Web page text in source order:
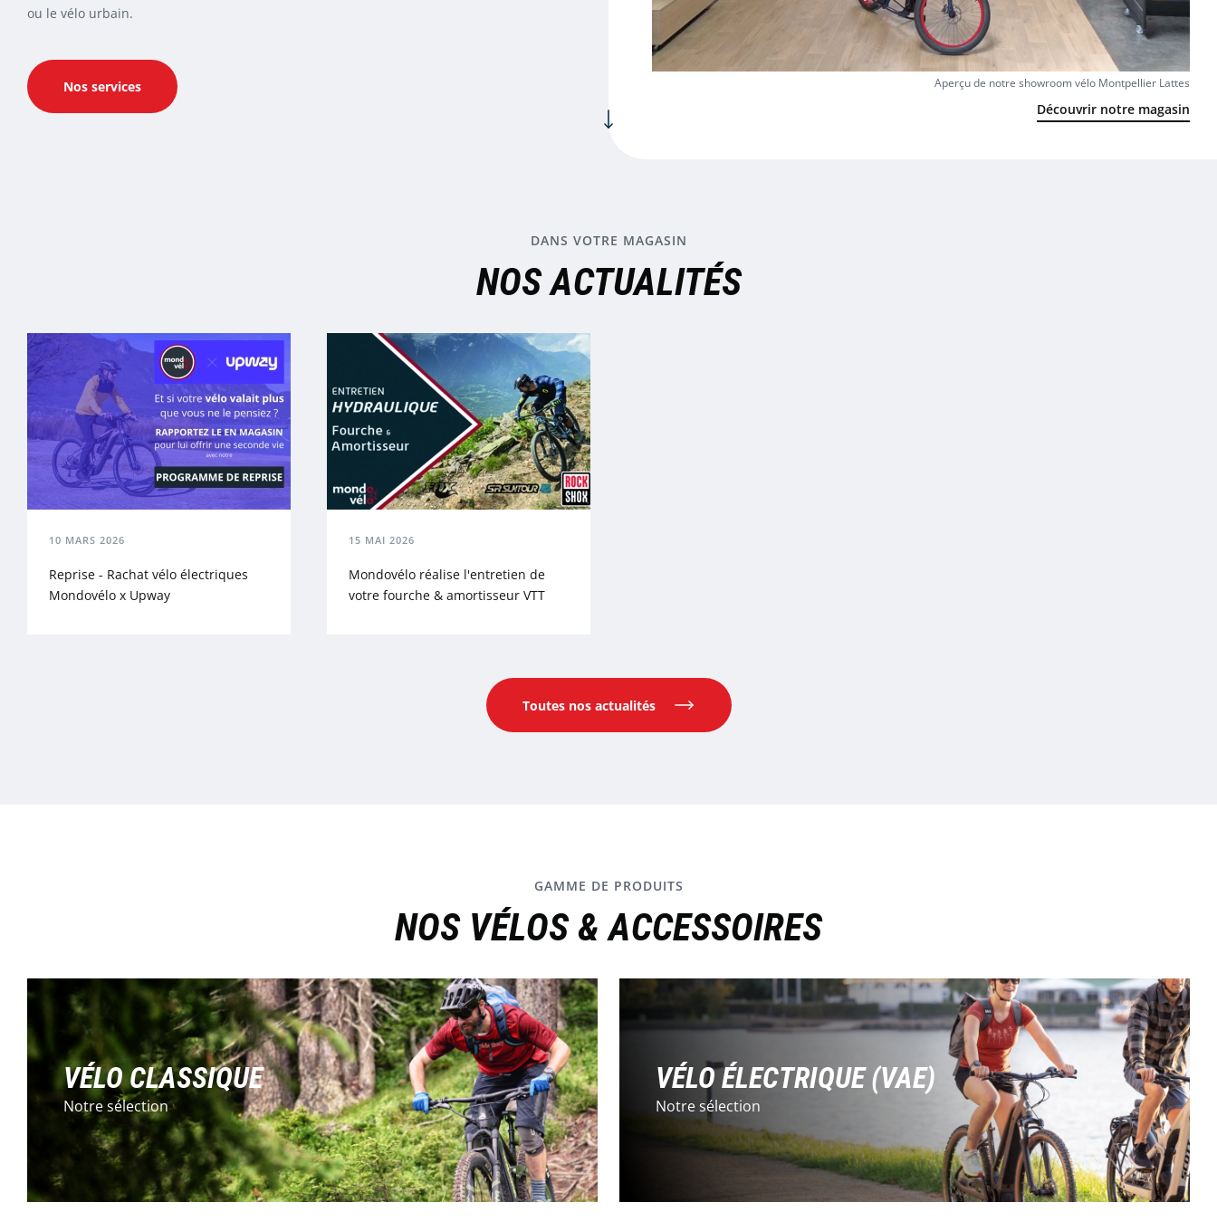
ou le vélo urbain.
Nos services Aperçu de notre showroom vélo Montpellier Lattes
Découvrir notre magasin
DANS VOTRE MAGASIN
NOS ACTUALITÉS
10 MARS 2026
Reprise - Rachat vélo électriques
Mondovélo x Upway
15 MAI 2026
Mondovélo réalise l'entretien de
votre fourche & amortisseur VTT
Toutes nos actualités
GAMME DE PRODUITS
NOS VÉLOS & ACCESSOIRES
VÉLO CLASSIQUE
Notre sélection
VÉLO ÉLECTRIQUE (VAE)
Notre sélection